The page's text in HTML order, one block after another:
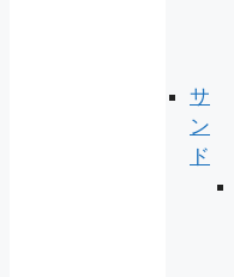
サ
ン
ド